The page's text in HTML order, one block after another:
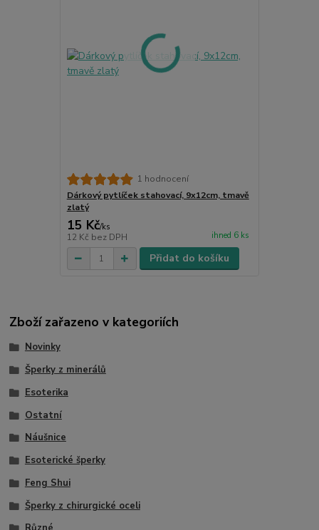
1 hodnocení
Dárkový pytlíček stahovací, 9x12cm, tmavě
zlatý
15 Kč/ks
12 Kč bez DPH ihned 6 ks
Přidat do košíku
Zboží zařazeno v kategoriích
Novinky
Šperky z minerálů
Esoterika
Ostatní
Náušnice
Esoterické šperky
Feng Shui
Šperky z chirurgické oceli